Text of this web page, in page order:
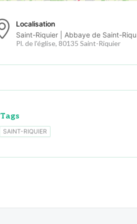
Localisation
Saint-Riquier | Abbaye de Saint-
Pl. de l'église, 80135 Saint-Riquier
Tags
SAINT-RIQUIER